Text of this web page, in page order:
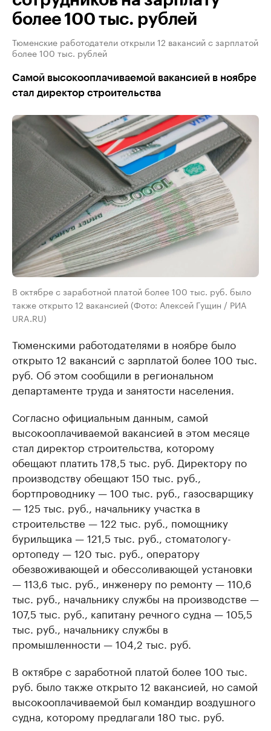
более 100 тыс. рублей
Тюменские работодатели открыли 12 вакансий с зарплатой
более 100 тыс. рублей
Cамой высокооплачиваемой вакансией в ноябре
стал директор строительства
В октябре с заработной платой более 100 тыс. руб. было
также открыто 12 вакансией (Фото: Алексей Гущин / РИА
URA.RU)
Тюменскими работодателями в ноябре было
открыто 12 вакансий с зарплатой более 100 тыс.
руб. Об этом сообщили в региональном
департаменте труда и занятости населения.
Согласно официальным данным, самой
высокооплачиваемой вакансией в этом месяце
стал директор строительства, которому
обещают платить 178,5 тыс. руб. Директору по
производству обещают 150 тыс. руб.,
бортпроводнику — 100 тыс. руб., газосварщику
— 125 тыс. руб., начальнику участка в
строительстве — 122 тыс. руб., помощнику
бурильщика — 121,5 тыс. руб., стоматологу-
ортопеду — 120 тыс. руб., оператору
обезвоживающей и обессоливающей установки
— 113,6 тыс. руб., инженеру по ремонту — 110,6
тыс. руб., начальнику службы на производстве —
107,5 тыс. руб., капитану речного судна — 105,5
тыс. руб., начальнику службы в
промышленности — 104,2 тыс. руб.
В октябре с заработной платой более 100 тыс.
руб. было также открыто 12 вакансией, но самой
высокооплачиваемой был командир воздушного
судна, которому предлагали 180 тыс. руб.